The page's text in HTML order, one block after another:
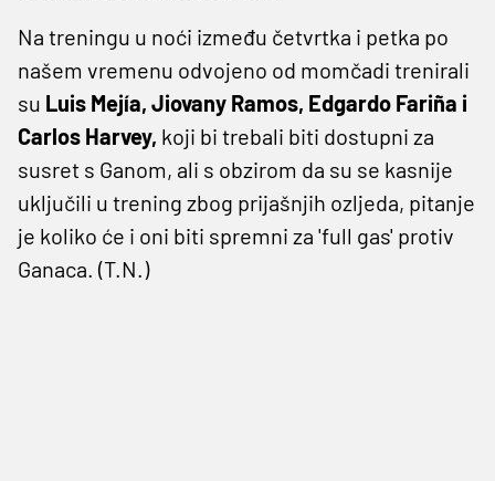
Na treningu u noći između četvrtka i petka po
našem vremenu odvojeno od momčadi trenirali
su Luis Mejía, Jiovany Ramos, Edgardo Fariña i
Carlos Harvey, koji bi trebali biti dostupni za
susret s Ganom, ali s obzirom da su se kasnije
uključili u trening zbog prijašnjih ozljeda, pitanje
je koliko će i oni biti spremni za 'full gas' protiv
Ganaca. (T.N.)